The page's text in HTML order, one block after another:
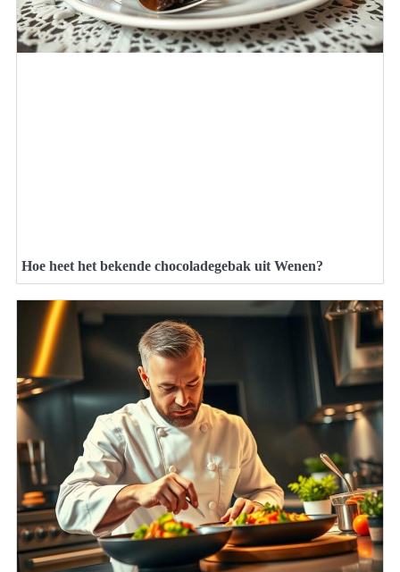
Hoe heet het bekende chocoladegebak uit Wenen?